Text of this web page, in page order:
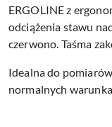
ERGOLINE z
odciążenia stawu
czerwono. Taśma
Idealna do
normalnych